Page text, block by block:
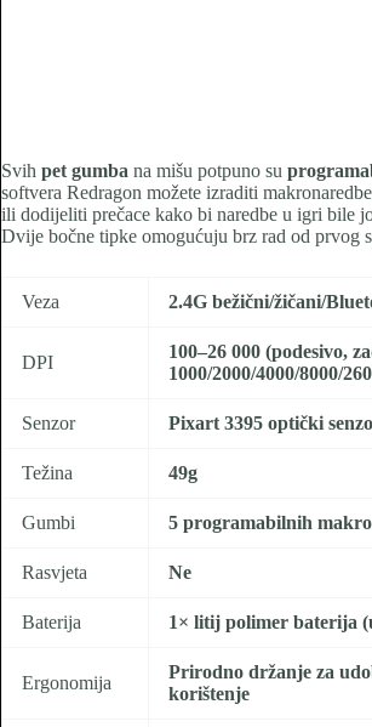
Svih pet gumba na mišu potpuno su
softvera Redragon možete izraditi
ili dodijeliti prečace kako bi naredbe u igri bile
Dvije bočne tipke omogućuju brz rad od prvog
Veza 2.4G bežični/žičani/
DPI
100–26 000 (podesivo,
1000/2000/4000/8000/
Senzor Pixart 3395 optički
Težina 49g
Gumbi 5 programabilnih
Rasvjeta Ne
Baterija 1× litij polimer baterija
Ergonomija
Prirodno držanje za
korištenje